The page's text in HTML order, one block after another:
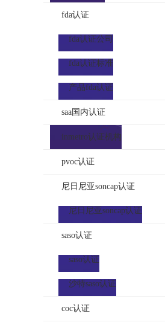
fda认证
fda认证公司
fda认证标准
产品fda认证
saa国内认证
inmetro认证机构
pvoc认证
尼日尼亚soncap认证
尼日尼亚soncap认证
saso认证
saso认证
沙特saso认证
coc认证